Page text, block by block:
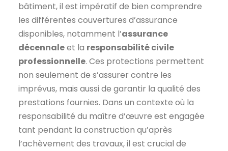
bâtiment, il est impératif de bien comprendre
les différentes couvertures d’assurance
disponibles, notamment l’assurance
décennaleet la responsabilité civile
professionnelle. Ces protections permettent
non seulement de s’assurer contre les
imprévus, mais aussi de garantir la qualité des
prestations fournies. Dans un contexte où la
responsabilité du maître d’œuvre est engagée
tant pendant la construction qu’après
l’achèvement des travaux, il est crucial de